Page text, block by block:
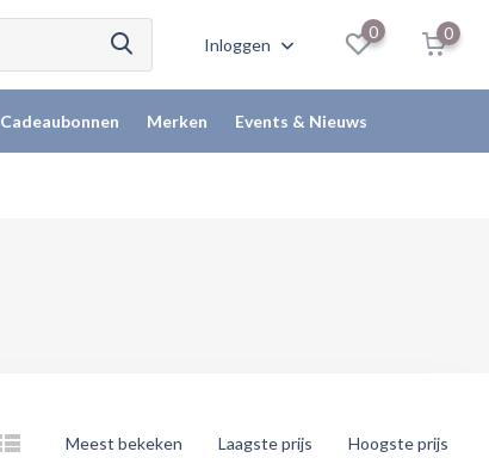
Inloggen
0 0
Cadeaubonnen Merken Events & Nieuws
Meest bekeken Laagste prijs Hoogste prijs